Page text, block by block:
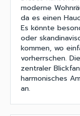
moderne
da es einen
Es könnte
oder
kommen, wo
vorherrschen.
zentraler
harmonisches
an.